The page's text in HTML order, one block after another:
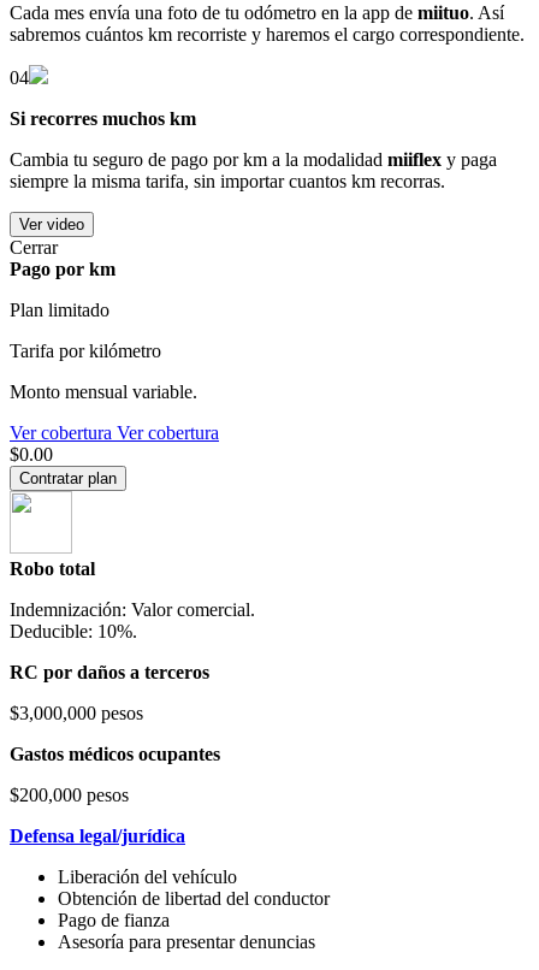
Cada mes envía una foto de tu odómetro en la app de miituo. Así
sabremos cuántos km recorriste y haremos el cargo correspondiente.
04
Si recorres muchos km
Cambia tu seguro de pago por km a la modalidad miiflex y paga
siempre la misma tarifa, sin importar cuantos km recorras.
Ver video
Cerrar
Pago por km
Plan limitado
Tarifa por kilómetro
Monto mensual variable.
Ver cobertura Ver cobertura
$0.00
Contratar plan
Robo total
Indemnización: Valor comercial.
Deducible: 10%.
RC por daños a terceros
$3,000,000 pesos
Gastos médicos ocupantes
$200,000 pesos
Defensa legal/jurídica
Liberación del vehículo
Obtención de libertad del conductor
Pago de fianza
Asesoría para presentar denuncias